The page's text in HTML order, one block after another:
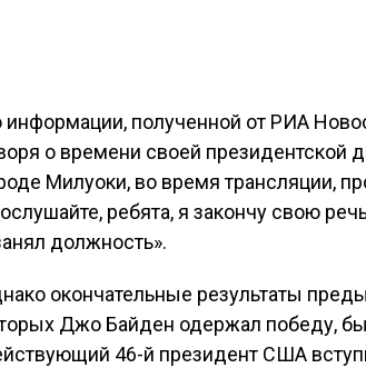
информации, полученной от РИА
о времени своей президентской
Милуоки, во время трансляции,
ребята, я закончу свою
должность».
окончательные результаты
Джо Байден одержал победу,
46-й президент США